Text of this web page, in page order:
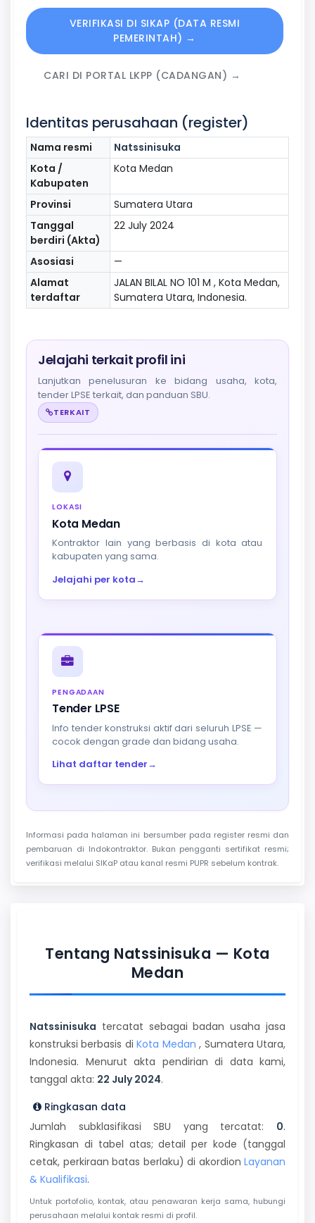
VERIFIKASI DI SIKAP (DATA RESMI
PEMERINTAH) →
CARI DI PORTAL LKPP (CADANGAN) →
Identitas perusahaan (register)
Nama resmi
Natssinisuka
Kota /
Kabupaten
Kota Medan
Provinsi
Sumatera Utara
Tanggal
berdiri (Akta)
22 July 2024
Asosiasi
—
Alamat
terdaftar
JALAN BILAL NO 101 M , Kota Medan,
Sumatera Utara, Indonesia.
Jelajahi terkait profil ini
Lanjutkan penelusuran ke bidang usaha, kota,
tender LPSE terkait, dan panduan SBU.
TERKAIT
LOKASI
Kota Medan
Kontraktor lain yang berbasis di kota atau
kabupaten yang sama.
Jelajahi per kota→
PENGADAAN
Tender LPSE
Info tender konstruksi aktif dari seluruh LPSE —
cocok dengan grade dan bidang usaha.
Lihat daftar tender→
Informasi pada halaman ini bersumber pada register resmi dan
pembaruan di Indokontraktor. Bukan pengganti sertifikat resmi;
verifikasi melalui SIKaP atau kanal resmi PUPR sebelum kontrak.
Tentang Natssinisuka — Kota
Medan
Natssinisuka tercatat sebagai badan usaha jasa
konstruksi berbasis diKota Medan , Sumatera Utara,
Indonesia. Menurut akta pendirian di data kami,
tanggal akta: 22 July 2024.
Ringkasan data
Jumlah subklasifikasi SBU yang tercatat: 0.
Ringkasan di tabel atas; detail per kode (tanggal
cetak, perkiraan batas berlaku) di akordion Layanan
& Kualifikasi.
Untuk portofolio, kontak, atau penawaran kerja sama, hubungi
perusahaan melalui kontak resmi di profil.